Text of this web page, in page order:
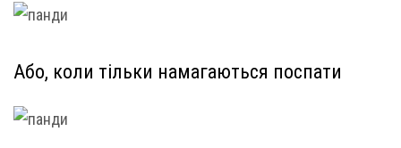
Або, коли тільки намагаються поспати